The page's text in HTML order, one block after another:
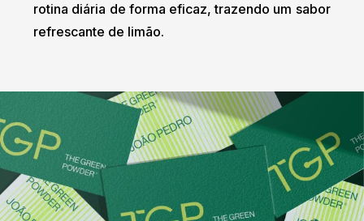
rotina diária de forma eficaz, trazendo um sabor
refrescante de limão.